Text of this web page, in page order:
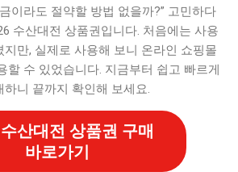
이라도 절약할 방법 없을까?” 고민하다
수산대전 상품권입니다. 처음에는 사용
만, 실제로 사용해 보니 온라인 쇼핑몰
할 수 있었습니다. 지금부터 쉽고 빠르게
니 끝까지 확인해 보세요.
산대전 상품권 구매
바로가기